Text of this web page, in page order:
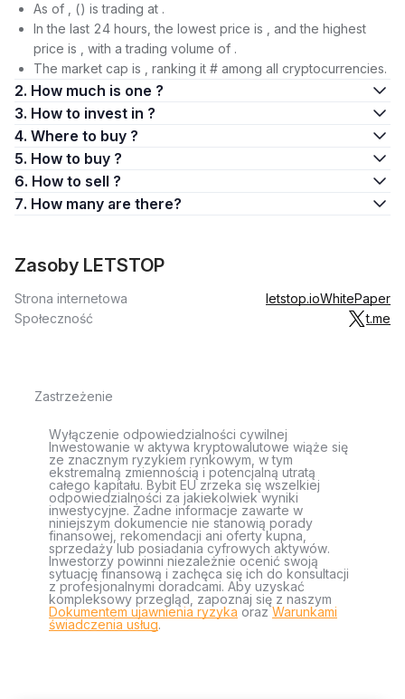
As of , () is trading at .
In the last 24 hours, the lowest price is , and the highest
price is , with a trading volume of .
The market cap is , ranking it # among all cryptocurrencies.
2. How much is one ?
3. How to invest in ?
4. Where to buy ?
5. How to buy ?
6. How to sell ?
7. How many are there?
Zasoby LETSTOP
Strona internetowa letstop.ioWhitePaper
Społeczność
t.me
Zastrzeżenie
Wyłączenie odpowiedzialności cywilnej
Inwestowanie w aktywa kryptowalutowe wiąże się
ze znacznym ryzykiem rynkowym, w tym
ekstremalną zmiennością i potencjalną utratą
całego kapitału. Bybit EU zrzeka się wszelkiej
odpowiedzialności za jakiekolwiek wyniki
inwestycyjne. Żadne informacje zawarte w
niniejszym dokumencie nie stanowią porady
finansowej, rekomendacji ani oferty kupna,
sprzedaży lub posiadania cyfrowych aktywów.
Inwestorzy powinni niezależnie ocenić swoją
sytuację finansową i zachęca się ich do konsultacji
z profesjonalnymi doradcami. Aby uzyskać
kompleksowy przegląd, zapoznaj się z naszym
Dokumentem ujawnienia ryzyka orazWarunkami
świadczenia usług.